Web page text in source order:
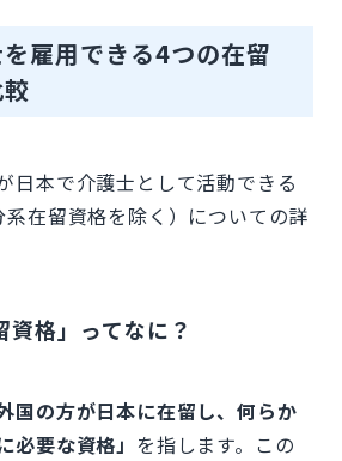
雇用できる4つの在留
日本で介護士として活動できる
在留資格を除く）についての詳
資格」ってなに？
外国の方が日本に在留し、何らか
必要な資格」 を指します。この